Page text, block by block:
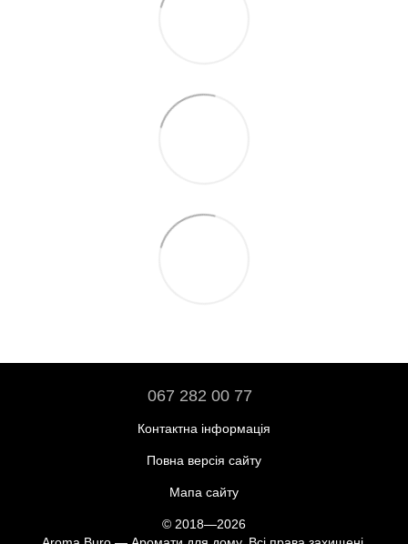
067 282 00 77
Контактна інформація
Повна версія сайту
Мапа сайту
© 2018—2026